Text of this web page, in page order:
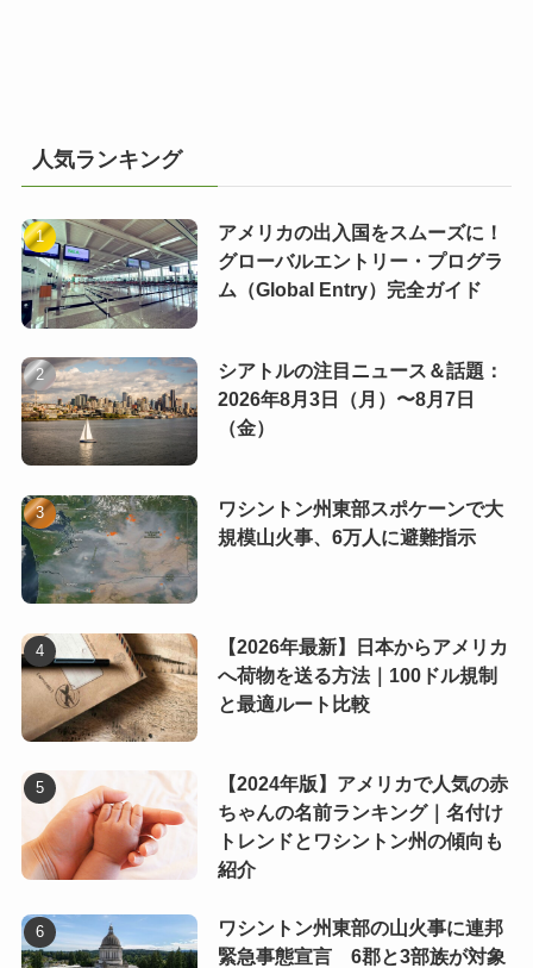
人気ランキング
アメリカの出入国をスムーズに！
グローバルエントリー・プログラ
ム（Global Entry）完全ガイド
シアトルの注目ニュース＆話題：
2026年8月3日（月）〜8月7日
（金）
ワシントン州東部スポケーンで大
規模山火事、6万人に避難指示
【2026年最新】日本からアメリカ
へ荷物を送る方法｜100ドル規制
と最適ルート比較
【2024年版】アメリカで人気の赤
ちゃんの名前ランキング｜名付け
トレンドとワシントン州の傾向も
紹介
ワシントン州東部の山火事に連邦
緊急事態宣言 6郡と3部族が対象